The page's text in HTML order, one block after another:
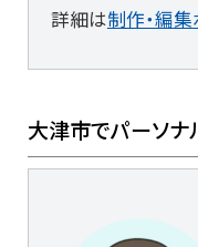
詳細は制作・編
大津市でパーソナ